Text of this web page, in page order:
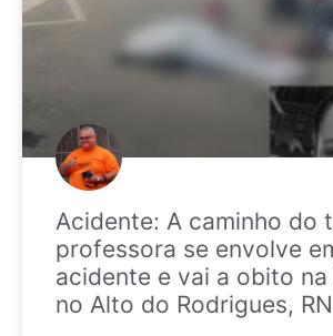
Acidente: A caminho do
professora se envolve
acidente e vai a obito na
no Alto do Rodrigues, RN